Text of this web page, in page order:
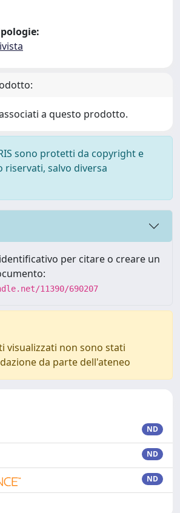
a questo prodotto.
sono protetti da copyright e
salvo diversa
per citare o creare un
11390/690207
visualizzati non sono stati
da parte dell'ateneo
ND
ND
ND